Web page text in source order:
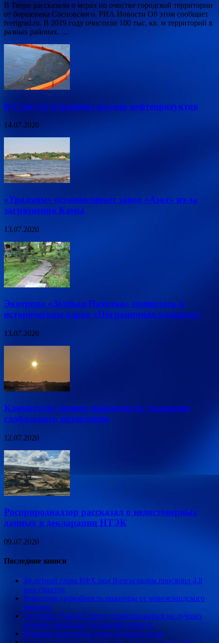
В Твери рассказали о мерах по очистке городской территории
от борщевика Сосновского. РИА Новости Об этом сообщает
tverigrad.ru. В 2019 году очистили 100 тыс. кв. м территорий в
разных районах. …
В Сургуте устраняют разлив нефтепродуктов
14.07.2020
«Уралхим» останавливает завод «Азот» из-за
загрязнения Камы
13.07.2020
Экотропа «Зелёная Находка» появилась в
историческом парке «Пограничная площадь»
13.07.2020
Климатолог оценил вероятность ускорения
глобального потепления
12.07.2020
Росприроднадзор рассказал о недостоверных
данных в декларации НТЭК
09.07.2020
Последние записи
40-летний глава КФХ под Волгоградом присвоил 4,8
млн грантов
Рекордная урожайность пшеницы от новозеландского
фермера
Студенты ДонГАУ смогут практиковаться на лучших
агропредприятиях Ростовской области
Куриные котлетки в соево-медовом соусе